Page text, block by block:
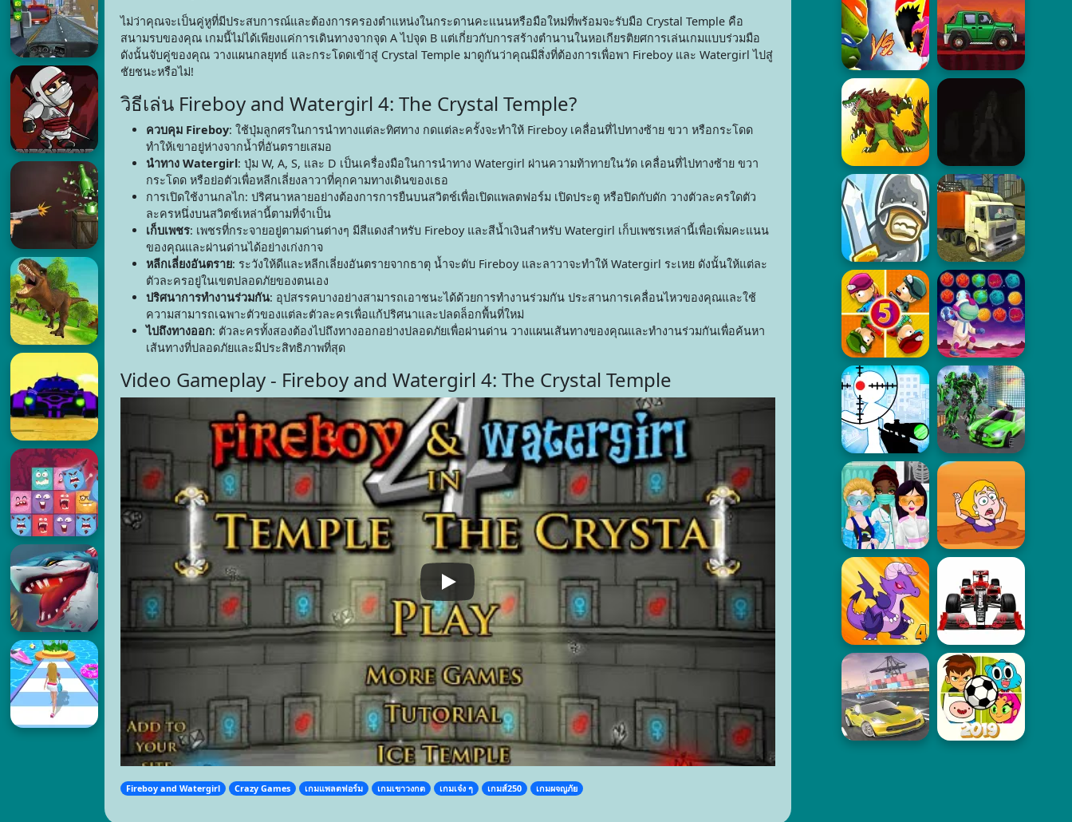
ไม่ว่าคุณจะเป็นคู่หูที่มีประสบการณ์และต้องการครองตำแหน่งในกระดานคะแนนหรือมือใหม่ที่พร้อมจะรับมือ Crystal Temple คือ
สนามรบของคุณ เกมนี้ไม่ได้เพียงแค่การเดินทางจากจุด A ไปจุด B แต่เกี่ยวกับการสร้างตำนานในหอเกียรติยศการเล่นเกมแบบร่วมมือ
ดังนั้นจับคู่ของคุณ วางแผนกลยุทธ์ และกระโดดเข้าสู่ Crystal Temple มาดูกันว่าคุณมีสิ่งที่ต้องการเพื่อพา Fireboy และ Watergirl ไปสู่
ชัยชนะหรือไม่!
วิธีเล่น Fireboy and Watergirl 4: The Crystal Temple?
ควบคุม Fireboy: ใช้ปุ่มลูกศรในการนำทางแต่ละทิศทาง กดแต่ละครั้งจะทำให้ Fireboy เคลื่อนที่ไปทางซ้าย ขวา หรือกระโดด
ทำให้เขาอยู่ห่างจากน้ำที่อันตรายเสมอ
นำทาง Watergirl: ปุ่ม W, A, S, และ D เป็นเครื่องมือในการนำทาง Watergirl ผ่านความท้าทายในวัด เคลื่อนที่ไปทางซ้าย ขวา
กระโดด หรือย่อตัวเพื่อหลีกเลี่ยงลาวาที่คุกคามทางเดินของเธอ
การเปิดใช้งานกลไก: ปริศนาหลายอย่างต้องการการยืนบนสวิตช์เพื่อเปิดแพลตฟอร์ม เปิดประตู หรือปิดกับดัก วางตัวละครใดตัว
ละครหนึ่งบนสวิตช์เหล่านี้ตามที่จำเป็น
เก็บเพชร: เพชรที่กระจายอยู่ตามด่านต่างๆ มีสีแดงสำหรับ Fireboy และสีน้ำเงินสำหรับ Watergirl เก็บเพชรเหล่านี้เพื่อเพิ่มคะแนน
ของคุณและผ่านด่านได้อย่างเก่งกาจ
หลีกเลี่ยงอันตราย: ระวังให้ดีและหลีกเลี่ยงอันตรายจากธาตุ น้ำจะดับ Fireboy และลาวาจะทำให้ Watergirl ระเหย ดังนั้นให้แต่ละ
ตัวละครอยู่ในเขตปลอดภัยของตนเอง
ปริศนาการทำงานร่วมกัน: อุปสรรคบางอย่างสามารถเอาชนะได้ด้วยการทำงานร่วมกัน ประสานการเคลื่อนไหวของคุณและใช้
ความสามารถเฉพาะตัวของแต่ละตัวละครเพื่อแก้ปริศนาและปลดล็อกพื้นที่ใหม่
ไปถึงทางออก: ตัวละครทั้งสองต้องไปถึงทางออกอย่างปลอดภัยเพื่อผ่านด่าน วางแผนเส้นทางของคุณและทำงานร่วมกันเพื่อค้นหา
เส้นทางที่ปลอดภัยและมีประสิทธิภาพที่สุด
Video Gameplay - Fireboy and Watergirl 4: The Crystal Temple
Fireboy and Watergirl Crazy Games เกมแพลตฟอร์ม เกมเขาวงกต เกมเจ๋ง ๆ เกมส์250 เกมผจญภัย